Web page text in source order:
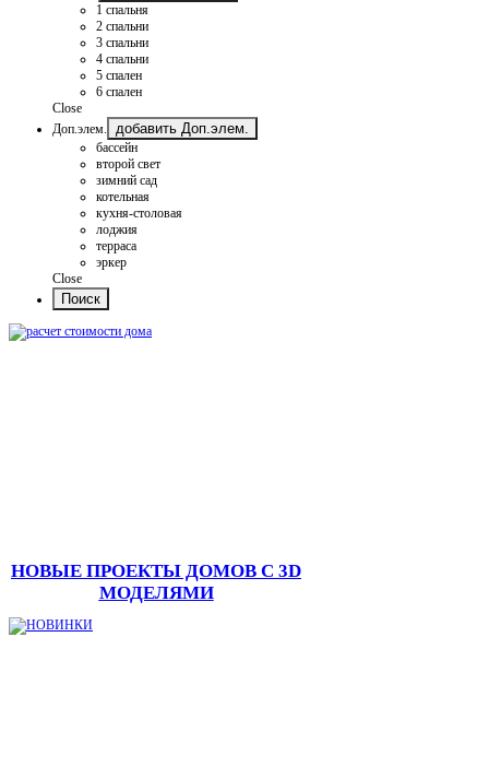
1 спальня
2 спальни
3 спальни
4 спальни
5 спален
6 спален
Close
Доп.элем.
добавить Доп.элем.
бассейн
второй свет
зимний сад
котельная
кухня-столовая
лоджия
терраса
эркер
Close
НОВЫЕ ПРОЕКТЫ ДОМОВ С 3D
МОДЕЛЯМИ